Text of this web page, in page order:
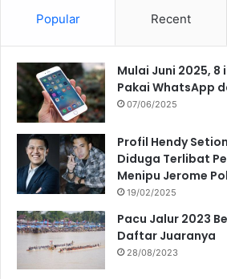
Popular Recent
Mulai Juni 2025, 8
Pakai WhatsApp
07/06/2025
Profil Hendy
Diduga Terlibat
Menipu Jerome
19/02/2025
Pacu Jalur 2023
Daftar Juaranya
28/08/2023